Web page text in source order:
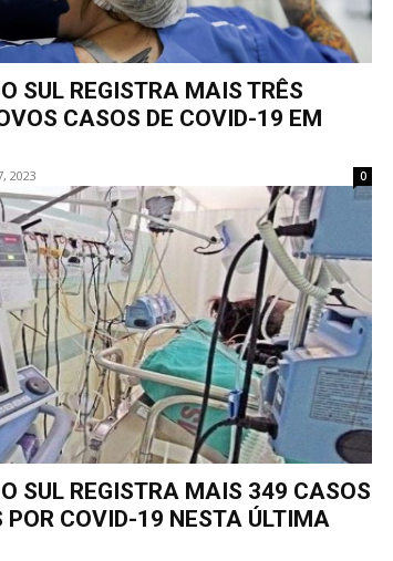
SUL REGISTRA MAIS TRÊS
CASOS DE COVID-19 EM
2023 0
SUL REGISTRA MAIS 349 CASOS
POR COVID-19 NESTA ÚLTIMA